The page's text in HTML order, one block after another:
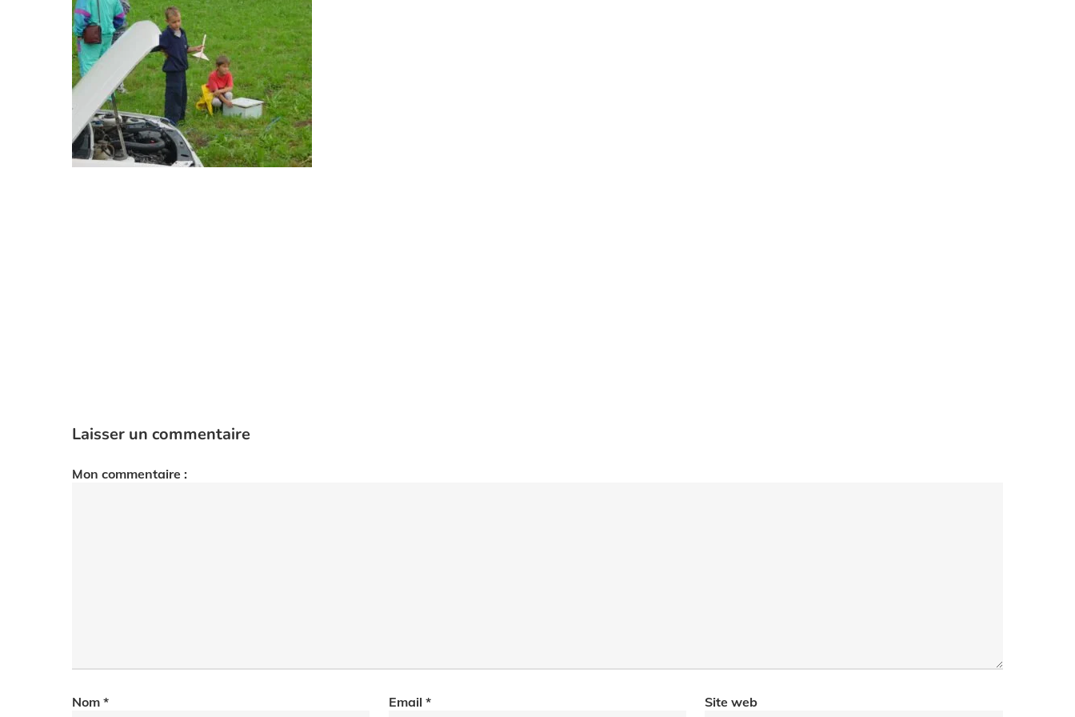
Laisser un commentaire
Mon commentaire :
Nom * Email * Site web